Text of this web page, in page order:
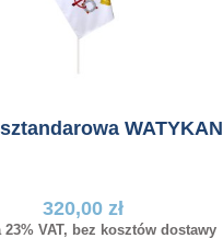
WATYKAN
320,00 zł
23% VAT, bez kosztów dostawy